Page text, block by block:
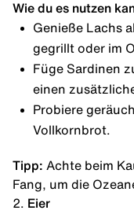
Wie du es nutzen
Genieße Lachs
gegrillt oder im
Füge Sardinen
einen
Probiere
Vollkornbrot.
Tipp: Achte beim
Fang, um die
2. Eier